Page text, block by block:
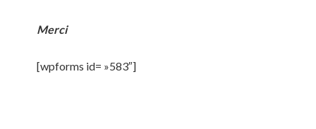
Merci
[wpforms id= »583″]